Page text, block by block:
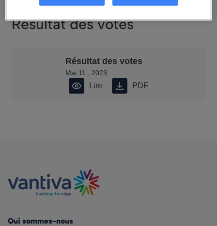
Résultat des votes
Résultat des votes
Mai 11 , 2023
Lire PDF
Qui sommes-nous